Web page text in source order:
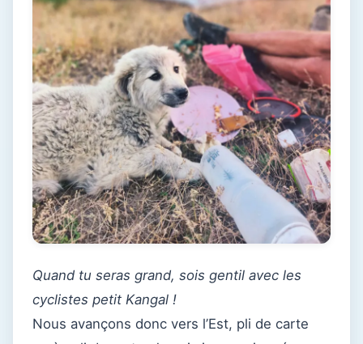
Quand tu seras grand, sois gentil avec les
cyclistes petit Kangal !
Nous avançons donc vers l’Est, pli de carte